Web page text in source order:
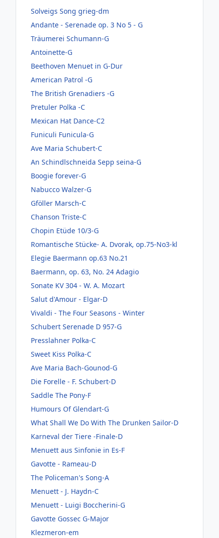
Solveigs Song grieg-dm
Andante - Serenade op. 3 No 5 - G
Träumerei Schumann-G
Antoinette-G
Beethoven Menuet in G-Dur
American Patrol -G
The British Grenadiers -G
Pretuler Polka -C
Mexican Hat Dance-C2
Funiculi Funicula-G
Ave Maria Schubert-C
An Schindlschneida Sepp seina-G
Boogie forever-G
Nabucco Walzer-G
Gföller Marsch-C
Chanson Triste-C
Chopin Etüde 10/3-G
Romantische Stücke- A. Dvorak, op.75-No3-kl
Elegie Baermann op.63 No.21
Baermann, op. 63, No. 24 Adagio
Sonate KV 304 - W. A. Mozart
Salut d'Amour - Elgar-D
Vivaldi - The Four Seasons - Winter
Schubert Serenade D 957-G
Presslahner Polka-C
Sweet Kiss Polka-C
Ave Maria Bach-Gounod-G
Die Forelle - F. Schubert-D
Saddle The Pony-F
Humours Of Glendart-G
What Shall We Do With The Drunken Sailor-D
Karneval der Tiere -Finale-D
Menuett aus Sinfonie in Es-F
Gavotte - Rameau-D
The Policeman's Song-A
Menuett - J. Haydn-C
Menuett - Luigi Boccherini-G
Gavotte Gossec G-Major
Klezmeron-em